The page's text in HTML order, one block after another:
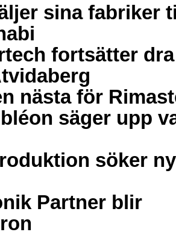
sina fabriker
fortsätter dra
nästa för
säger upp
söker ny
Partner blir